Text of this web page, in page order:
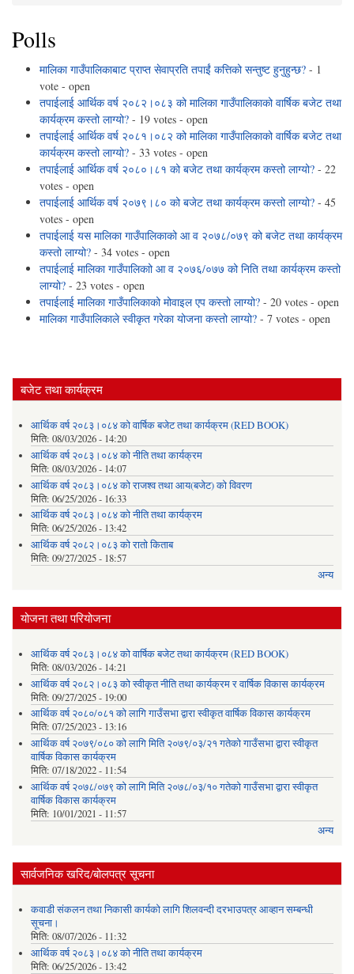
Polls
मालिका गाउँपालिकाबाट प्राप्त सेवाप्रति तपाईं कत्तिको सन्तुष्ट हुनुहुन्छ? - 1
vote - open
तपाईलाई आर्थिक वर्ष २०८२।०८३ को मालिका गाउँपालिकाको वार्षिक बजेट तथा
कार्यक्रम कस्तो लाग्यो? - 19 votes - open
तपाईलाई आर्थिक वर्ष २०८१।०८२ को मालिका गाउँपालिकाको वार्षिक बजेट तथा
कार्यक्रम कस्तो लाग्यो? - 33 votes - open
तपाईलाई आर्थिक वर्ष २०८०।८१ को बजेट तथा कार्यक्रम कस्तो लाग्यो? - 22
votes - open
तपाईलाई आर्थिक वर्ष २०७९।८० को बजेट तथा कार्यक्रम कस्तो लाग्यो? - 45
votes - open
तपाईलाई यस मालिका गाउँपालिकाको आ व २०७८/०७९ को बजेट तथा कार्यक्रम
कस्तो लाग्यो? - 34 votes - open
तपाईलाई मालिका गाउँपालिकाो आ व २०७६/०७७ को निति तथा कार्यक्रम कस्तो
लाग्यो? - 23 votes - open
तपाईलाई मालिका गाउँपालिकाको मोवाइल एप कस्तो लाग्यो? - 20 votes - open
मालिका गाउँपालिकाले स्वीकृत गरेका योजना कस्तो लाग्यो? - 7 votes - open
बजेट तथा कार्यक्रम
आर्थिक वर्ष २०८३।०८४ को वार्षिक बजेट तथा कार्यक्रम (RED BOOK)
मिति: 08/03/2026 - 14:20
आर्थिक वर्ष २०८३।०८४ को नीति तथा कार्यक्रम
मिति: 08/03/2026 - 14:07
आर्थिक वर्ष २०८३।०८४ को राजश्व तथा आय(बजेट) को विवरण
मिति: 06/25/2026 - 16:33
आर्थिक वर्ष २०८३।०८४ को नीति तथा कार्यक्रम
मिति: 06/25/2026 - 13:42
आर्थिक वर्ष २०८२।०८३ को रातो किताब
मिति: 09/27/2025 - 18:57
अन्य
योजना तथा परियोजना
आर्थिक वर्ष २०८३।०८४ को वार्षिक बजेट तथा कार्यक्रम (RED BOOK)
मिति: 08/03/2026 - 14:21
आर्थिक वर्ष २०८२।०८३ को स्वीकृत नीति तथा कार्यक्रम र वार्षिक विकास कार्यक्रम
मिति: 09/27/2025 - 19:00
आर्थिक वर्ष २०८०/०८१ को लागि गाउँसभा द्वारा स्वीकृत वार्षिक विकास कार्यक्रम
मिति: 07/25/2023 - 13:16
आर्थिक वर्ष २०७९/०८० को लागि मिति २०७९/०३/२१ गतेको गाउँसभा द्वारा स्वीकृत
वार्षिक विकास कार्यक्रम
मिति: 07/18/2022 - 11:54
आर्थिक वर्ष २०७८/०७९ को लागि मिति २०७८/०३/१० गतेको गाउँसभा द्वारा स्वीकृत
वार्षिक विकास कार्यक्रम
मिति: 10/01/2021 - 11:57
अन्य
सार्वजनिक खरिद/बोलपत्र सूचना
कवाडी संकलन तथा निकासी कार्यको लागि शिलवन्दी दरभाउपत्र आव्हान सम्बन्धी
सूचना।
मिति: 08/07/2026 - 11:32
आर्थिक वर्ष २०८३।०८४ को नीति तथा कार्यक्रम
मिति: 06/25/2026 - 13:42